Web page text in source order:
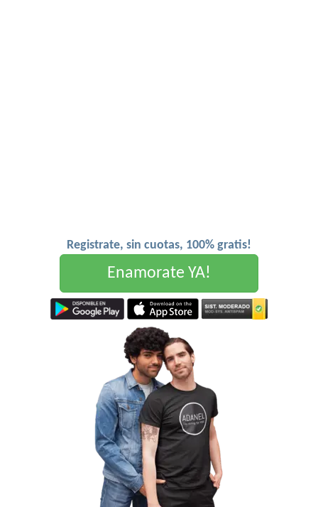
Registrate, sin cuotas, 100% gratis!
Enamorate YA!